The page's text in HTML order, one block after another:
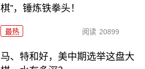
棋”，锤炼铁拳头！
最热 阅读 20899
马、特和好，美中期选举这盘大